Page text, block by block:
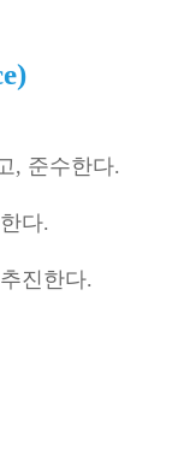
, 준수한다.
다.
진한다.